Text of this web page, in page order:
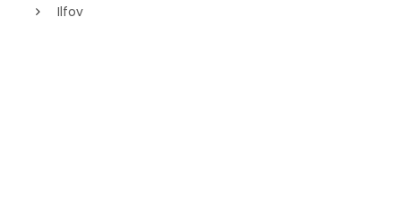
Ilfov